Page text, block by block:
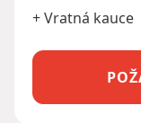
+ Vratná kauce